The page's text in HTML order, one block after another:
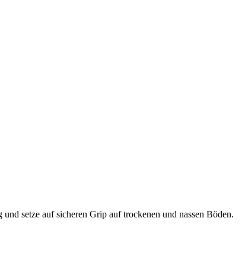
setze auf sicheren Grip auf trockenen und nassen Böden.